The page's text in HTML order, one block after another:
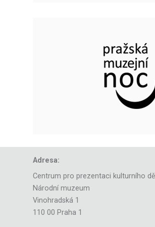
Adresa:
Centrum pro prezentaci kulturního
Národní muzeum
Vinohradská 1
110 00 Praha 1